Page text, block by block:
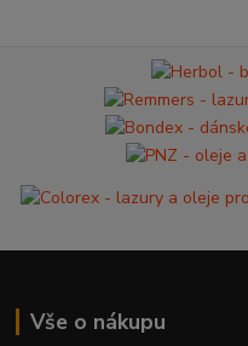
Vše o nákupu